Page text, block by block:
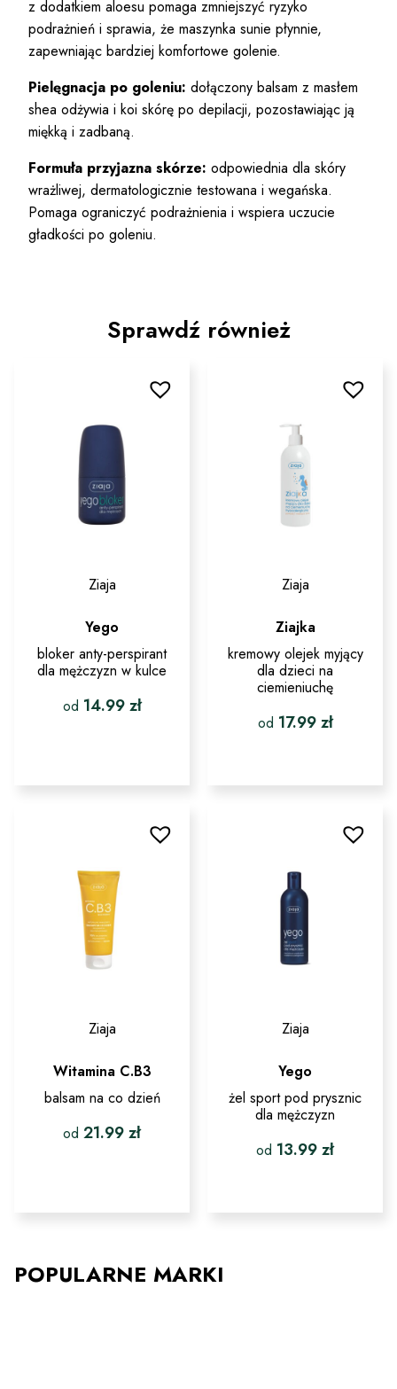
z dodatkiem aloesu pomaga zmniejszyć ryzyko
podrażnień i sprawia, że maszynka sunie płynnie,
zapewniając bardziej komfortowe golenie.
Pielęgnacja po goleniu: dołączony balsam z masłem
shea odżywia i koi skórę po depilacji, pozostawiając ją
miękką i zadbaną.
Formuła przyjazna skórze: odpowiednia dla skóry
wrażliwej, dermatologicznie testowana i wegańska.
Pomaga ograniczyć podrażnienia i wspiera uczucie
gładkości po goleniu.
Sprawdź również
Ziaja
Yego
bloker anty-perspirant
dla mężczyzn w kulce
od 14.99zł
wiele
na
stronie
produktu
Ziaja
Ziajka
kremowy olejek myjący
dla dzieci na
ciemieniuchę
od 17.99zł
ma
wybrać
na
stronie
produktu
Ziaja
Witamina C.B3
balsam na co dzień
od 21.99zł
wiele
można
wybrać
Ziaja
Yego
żel sport pod prysznic
dla mężczyzn
od 13.99zł
ma
POPULARNE MARKI